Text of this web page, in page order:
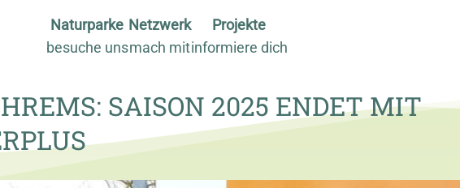
Naturparke
besuche uns
Netzwerk
mach mit
Projekte
informiere dich
SAISON 2025 ENDET MIT